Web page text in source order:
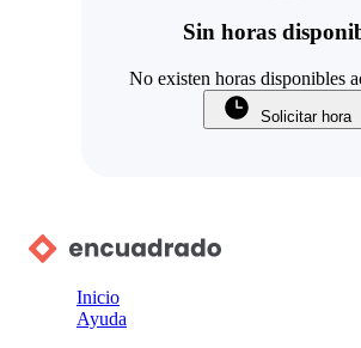
Sin horas
No existen horas disponibles
Solicitar hora
Inicio
Ayuda